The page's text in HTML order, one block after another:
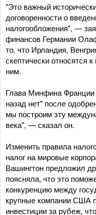
"Это важный
договоренности о
налогообложения", —
финансов Германии
то, что Ирландия,
скептически относятся
ним.
Глава Минфина Франции
назад нет" после
мы построим эту
века", — сказал он.
Изменить правила
налог на мировые
Вашингтон предложил
поясняла, что это
конкуренцию между
крупные компании США
инвестиции за рубеж,